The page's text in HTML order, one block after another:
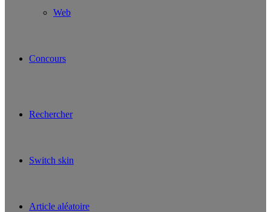
Web
Concours
Rechercher
Switch skin
Article aléatoire